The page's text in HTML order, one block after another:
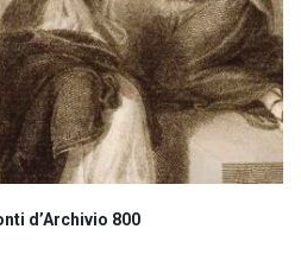
d’Archivio 800